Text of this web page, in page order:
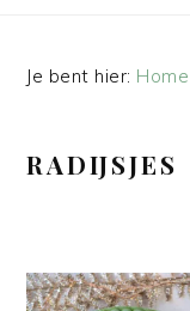
Je bent hier: Home
RADIJSJES